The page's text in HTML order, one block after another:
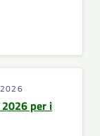
2026 per i